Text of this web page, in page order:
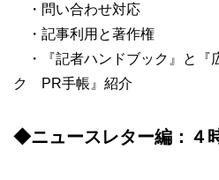
・問い合わせ対応
・記事利用と著作権
・『記者ハンドブック』と『
ク PR手帳』紹介
◆ニュースレター編：４